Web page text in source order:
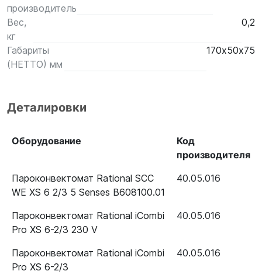
производитель
Вес,
кг
0,2
Габариты
(НЕТТО) мм
170х50х75
Деталировки
Оборудование
Код
производителя
Пароконвектомат Rational SCC
WE XS 6 2/3 5 Senses B608100.01
40.05.016
Пароконвектомат Rational iCombi
Pro XS 6-2/3 230 V
40.05.016
Пароконвектомат Rational iCombi
Pro XS 6-2/3
40.05.016